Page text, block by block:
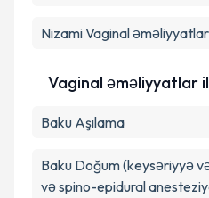
məlumatlarımın
edilməsinə razılıq
NizamiVaginal əməliyyatlar
Vaginal əməliyyatlar
Baku Aşılama
Baku Doğum (keysəriyyə
və spino-epidural